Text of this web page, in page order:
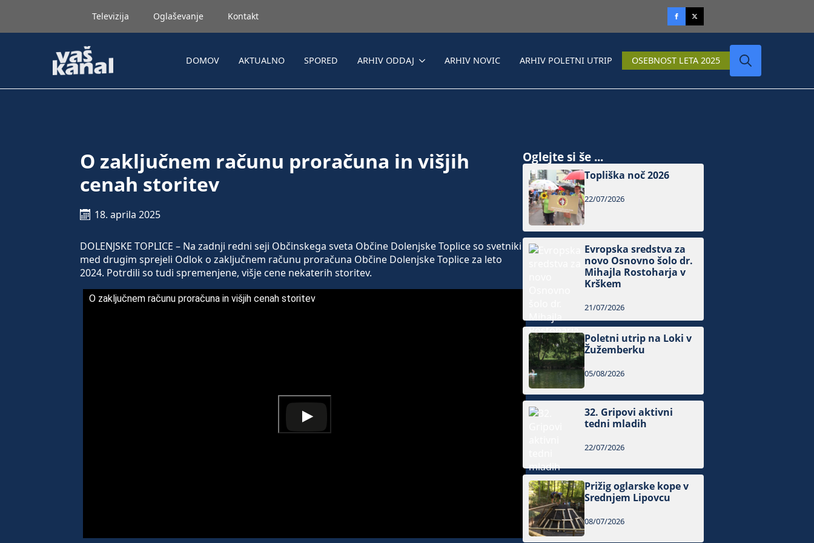
Televizija Oglaševanje Kontakt
DOMOV AKTUALNO SPORED ARHIV ODDAJ ARHIV NOVIC ARHIV POLETNI UTRIP OSEBNOST LETA 2025
O zaključnem računu proračuna in višjih
cenah storitev
18. aprila 2025
DOLENJSKE TOPLICE – Na zadnji redni seji Občinskega sveta Občine Dolenjske Toplice so svetniki
med drugim sprejeli Odlok o zaključnem računu proračuna Občine Dolenjske Toplice za leto
2024. Potrdili so tudi spremenjene, višje cene nekaterih storitev.
O zaključnem računu proračuna in višjih cenah storitev
Oglejte si še ...
Topliška noč 2026
22/07/2026
Evropska sredstva za
novo Osnovno šolo dr.
Mihajla Rostoharja v
Krškem
21/07/2026
Poletni utrip na Loki v
Žužemberku
05/08/2026
32. Gripovi aktivni
tedni mladih
22/07/2026
Prižig oglarske kope v
Srednjem Lipovcu
08/07/2026